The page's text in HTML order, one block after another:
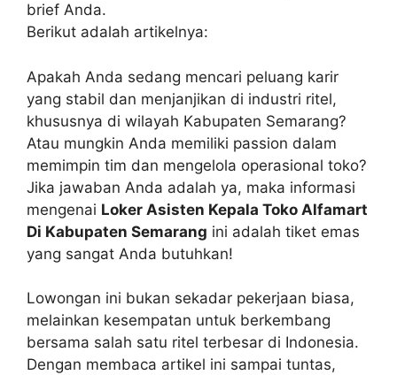
brief Anda.
Berikut adalah artikelnya:
Apakah Anda sedang mencari peluang karir
yang stabil dan menjanjikan di industri ritel,
khususnya di wilayah Kabupaten Semarang?
Atau mungkin Anda memiliki passion dalam
memimpin tim dan mengelola operasional toko?
Jika jawaban Anda adalah ya, maka informasi
mengenai Loker Asisten Kepala Toko Alfamart
Di Kabupaten Semarang ini adalah tiket emas
yang sangat Anda butuhkan!
Lowongan ini bukan sekadar pekerjaan biasa,
melainkan kesempatan untuk berkembang
bersama salah satu ritel terbesar di Indonesia.
Dengan membaca artikel ini sampai tuntas,